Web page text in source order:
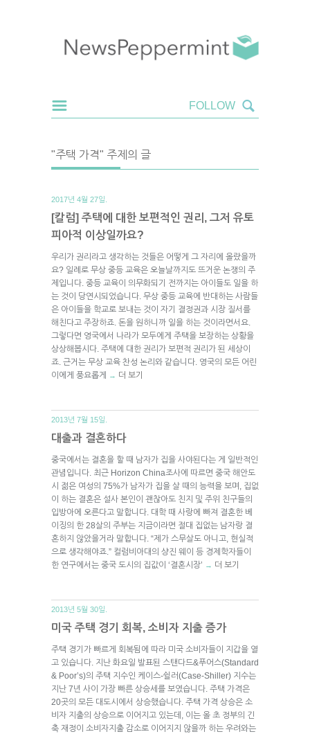
"주택 가격" 주제의 글
2017년 4월 27일.
[칼럼] 주택에 대한 보편적인 권리, 그저 유토
피아적 이상일까요?
우리가 권리라고 생각하는 것들은 어떻게 그 자리에 올랐을까
요? 일례로 무상 중등 교육은 오늘날까지도 뜨거운 논쟁의 주
제입니다. 중등 교육이 의무화되기 전까지는 아이들도 일을 하
는 것이 당연시되었습니다. 무상 중등 교육에 반대하는 사람들
은 아이들을 학교로 보내는 것이 자기 결정권과 시장 질서를
해친다고 주장하죠. 돈을 원하니까 일을 하는 것이라면서요.
그렇다면 영국에서 나라가 모두에게 주택을 보장하는 상황을
상상해봅시다. 주택에 대한 권리가 보편적 권리가 된 세상이
죠. 근거는 무상 교육 찬성 논리와 같습니다. 영국의 모든 어린
이에게 풍요롭게
→ 더 보기
2013년 7월 15일.
대출과 결혼하다
중국에서는 결혼을 할 때 남자가 집을 사야된다는 게 일반적인
관념입니다. 최근 Horizon China조사에 따르면 중국 해안도
시 젊은 여성의 75%가 남자가 집을 살 때의 능력을 보며, 집없
이 하는 결혼은 설사 본인이 괜찮아도 친지 및 주위 친구들의
입방아에 오른다고 말합니다. 대학 때 사랑에 빠져 결혼한 베
이징의 한 28살의 주부는 지금이라면 절대 집없는 남자랑 결
혼하지 않았을거라 말합니다. “제가 스무살도 아니고, 현실적
으로 생각해야죠.” 컬럼비아대의 샹진 웨이 등 경제학자들이
한 연구에서는 중국 도시의 집값이 ‘결혼시장’ → 더 보기
2013년 5월 30일.
미국 주택 경기 회복, 소비자 지출 증가
주택 경기가 빠르게 회복됨에 따라 미국 소비자들이 지갑을 열
고 있습니다. 지난 화요일 발표된 스탠다드&푸어스(Standard
& Poor’s)의 주택 지수인 케이스-쉴러(Case-Shiller) 지수는
지난 7년 사이 가장 빠른 상승세를 보였습니다. 주택 가격은
20곳의 모든 대도시에서 상승했습니다. 주택 가격 상승은 소
비자 지출의 상승으로 이어지고 있는데, 이는 올 초 정부의 긴
축 재정이 소비자지출 감소로 이어지지 않을까 하는 우려와는